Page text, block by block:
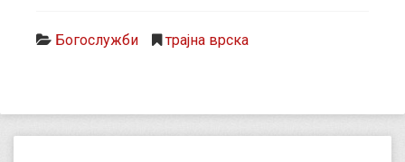
Богослужби трајна врска